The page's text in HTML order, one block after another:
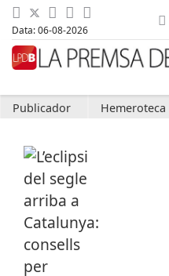
Data: 06-08-2026
Publicador Hemeroteca